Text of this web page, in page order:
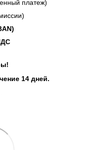
платеж)
14 дней.